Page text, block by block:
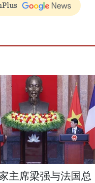
主席梁强与法国总